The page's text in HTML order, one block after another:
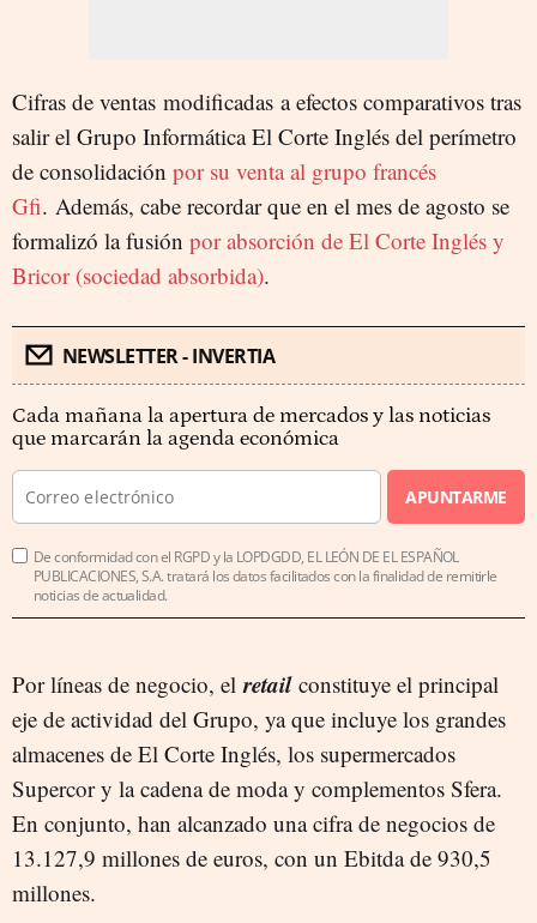
Cifras de ventas modificadas a efectos comparativos tras
salir el Grupo Informática El Corte Inglés del perímetro
de consolidación por su venta al grupo francés
Gfi. Además, cabe recordar que en el mes de agosto se
formalizó la fusión por absorción de El Corte Inglés y
Bricor (sociedad absorbida).
NEWSLETTER - INVERTIA
Cada mañana la apertura de mercados y las noticias
que marcarán la agenda económica
APUNTARME
De conformidad con el RGPD y la LOPDGDD, EL LEÓN DE EL ESPAÑOL
PUBLICACIONES, S.A. tratará los datos facilitados con la finalidad de remitirle
noticias de actualidad.
Por líneas de negocio, elretailconstituye el principal
eje de actividad del Grupo, ya que incluye los grandes
almacenes de El Corte Inglés, los supermercados
Supercor y la cadena de moda y complementos Sfera.
En conjunto, han alcanzado una cifra de negocios de
13.127,9 millones de euros, con un Ebitda de 930,5
millones.